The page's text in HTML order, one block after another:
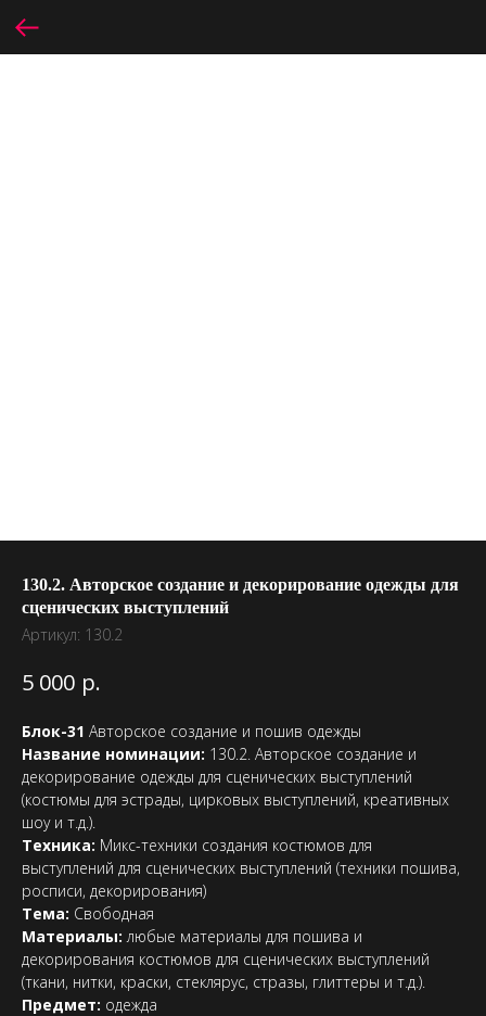
130.2. Авторское создание и декорирование одежды для
сценических выступлений
Артикул: 130.2
5 000 р.
Блок-31 Авторское создание и пошив одежды
Название номинации: 130.2. Авторское создание и
декорирование одежды для сценических выступлений
(костюмы для эстрады, цирковых выступлений, креативных
шоу и т.д.).
Техника: Микс-техники создания костюмов для
выступлений для сценических выступлений (техники пошива,
росписи, декорирования)
Тема: Свободная
Материалы: любые материалы для пошива и
декорирования костюмов для сценических выступлений
(ткани, нитки, краски, стеклярус, стразы, глиттеры и т.д.).
Предмет: одежда